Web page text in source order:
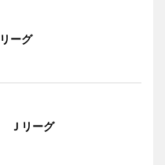
ーグ
Ｊリーグ